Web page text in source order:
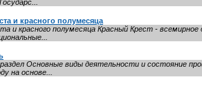
и красного полумесяца
и красного полумесяца Красный Крест -
Основные виды деятельности и состояние
на основе...